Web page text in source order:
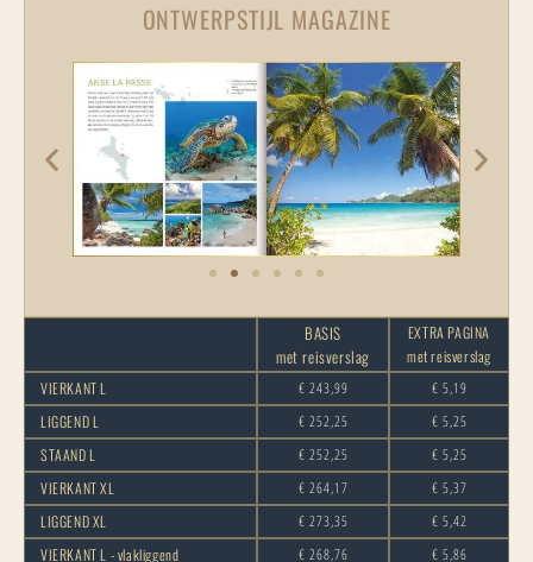
ONTWERPSTIJL MAGAZINE
BASIS
met reisverslag
EXTRA PAGINA
met reisverslag
VIERKANT L
€ 243,99
€ 5,19
LIGGEND L
€ 252,25
€ 5,25
STAAND L
€ 252,25
€ 5,25
VIERKANT XL
€ 264,17
€ 5,37
LIGGEND XL
€ 273,35
€ 5,42
VIERKANT L - vlakliggend
€ 268,76 € 5,86